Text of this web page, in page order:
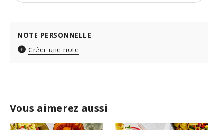
Vous aimerez aussi
NOTE PERSONNELLE
Créer une note